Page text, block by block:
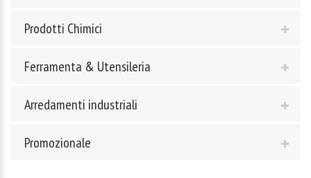
Prodotti Chimici
Ferramenta & Utensileria
Arredamenti industriali
Promozionale